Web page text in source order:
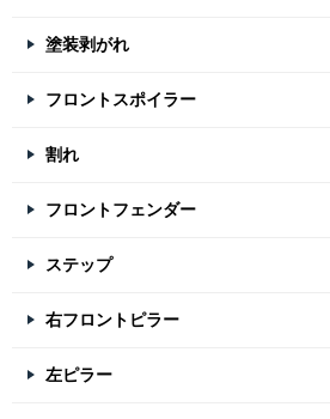
塗装剥がれ
フロントスポイラー
割れ
フロントフェンダー
ステップ
右フロントピラー
左ピラー